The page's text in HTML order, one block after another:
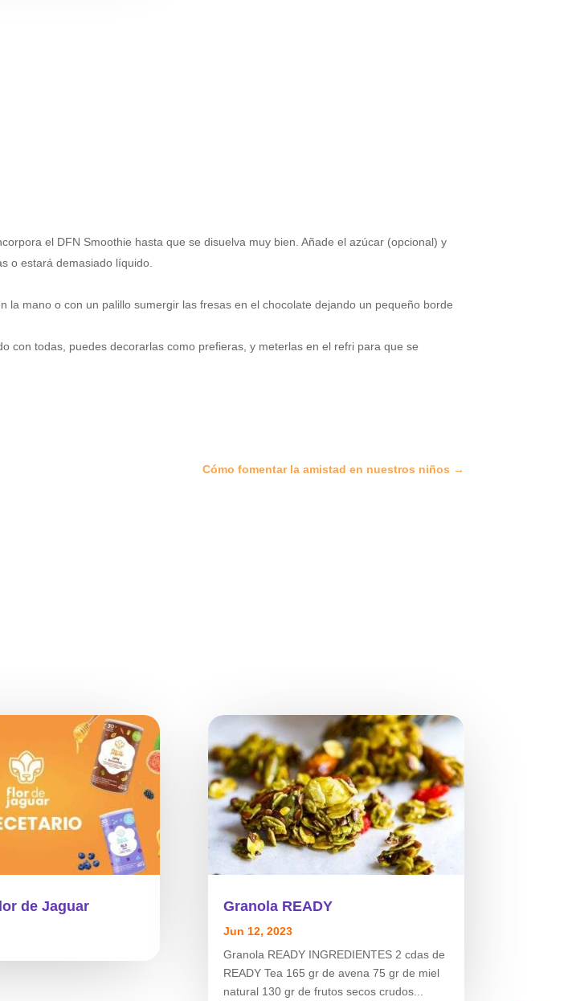
el DFN Smoothie hasta que se disuelva muy bien. Añade el azúcar (opcional) y
o estará demasiado líquido.
mano o con un palillo sumergir las fresas en el chocolate dejando un pequeño borde
con todas, puedes decorarlas como prefieras, y meterlas en el refri para que se
Cómo fomentar la amistad en nuestros niños →
de Jaguar Granola READY
Jun 12, 2023
Granola READY INGREDIENTES 2 cdas de
READY Tea 165 gr de avena 75 gr de miel
natural 130 gr de frutos secos crudos...